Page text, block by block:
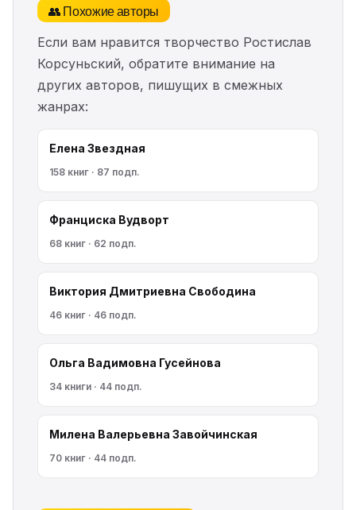
👥 Похожие авторы
Если вам нравится творчество Ростислав
Корсуньский, обратите внимание на
других авторов, пишущих в смежных
жанрах:
Елена Звездная
158 книг · 87 подп.
Франциска Вудворт
68 книг · 62 подп.
Виктория Дмитриевна Свободина
46 книг · 46 подп.
Ольга Вадимовна Гусейнова
34 книги · 44 подп.
Милена Валерьевна Завойчинская
70 книг · 44 подп.